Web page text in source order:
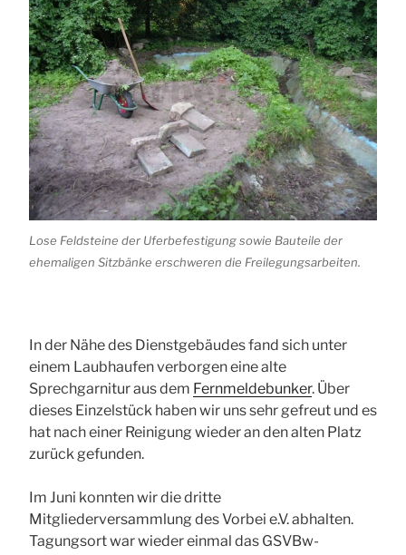
Lose Feldsteine der Uferbefestigung sowie Bauteile der
ehemaligen Sitzbänke erschweren die Freilegungsarbeiten.
In der Nähe des Dienstgebäudes fand sich unter
einem Laubhaufen verborgen eine alte
Sprechgarnitur aus dem Fernmeldebunker. Über
dieses Einzelstück haben wir uns sehr gefreut und es
hat nach einer Reinigung wieder an den alten Platz
zurück gefunden.
Im Juni konnten wir die dritte
Mitgliederversammlung des Vorbei e.V. abhalten.
Tagungsort war wieder einmal das GSVBw-